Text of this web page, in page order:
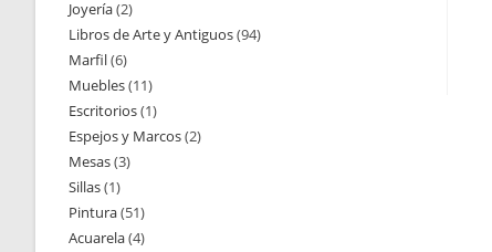
Joyería 22
productos
Libros de Arte y Antiguos 9494
Marfil 66
productos
Muebles 1111
productos
Escritorios 11
producto
Espejos y Marcos 22
Mesas 33
Sillas 11
producto
Pintura 5151
productos
Acuarela 44